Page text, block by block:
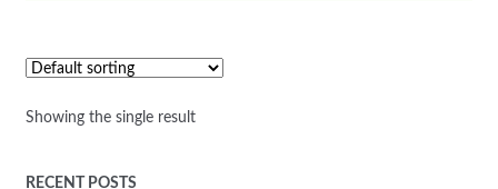
Showing the single result
RECENT POSTS